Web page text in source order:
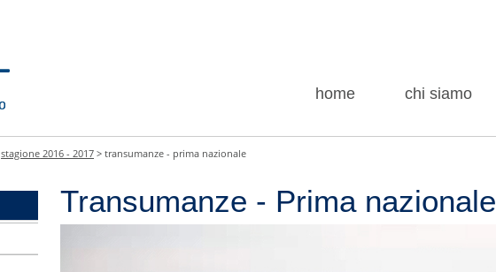
home chi siamo
stagione 2016 - 2017 > transumanze - prima nazionale
Transumanze - Prima nazionale